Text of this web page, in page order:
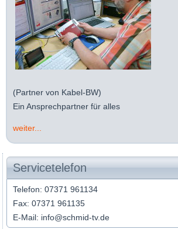
(Partner von Kabel-BW)
Ein Ansprechpartner für alles
weiter...
Servicetelefon
Telefon: 07371 961134
Fax: 07371 961135
E-Mail: info@schmid-tv.de